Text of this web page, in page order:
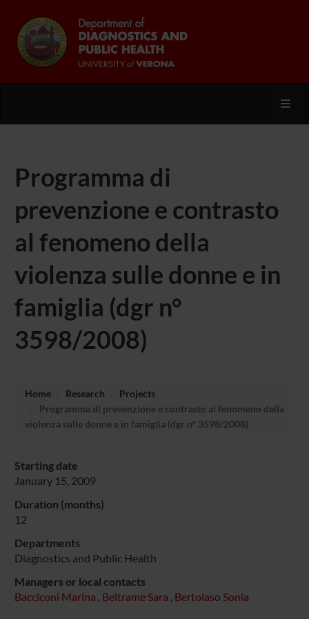
Programma di
prevenzione e contrasto
al fenomeno della
violenza sulle donne e in
famiglia (dgr n°
3598/2008)
Home Research
Projects
Programma di prevenzione e contrasto al fenomeno della
violenza sulle donne e in famiglia (dgr n° 3598/2008)
Starting date
January 15, 2009
Duration (months)
12
Departments
Diagnostics and Public Health
Managers or local contacts
Bacciconi Marina , Beltrame Sara , Bertolaso Sonia